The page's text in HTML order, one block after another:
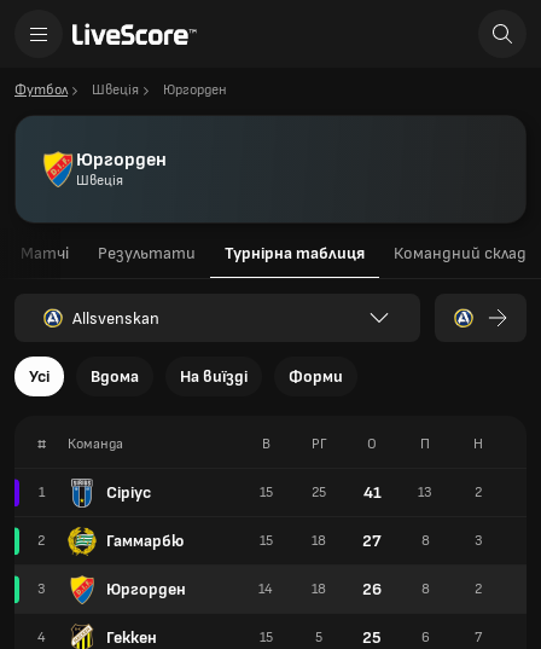
Футбол Швеція Юргорден
Юргорден
Швеція
Матчі Результати Турнірна таблиця Командний склад
Allsvenskan
Усі Вдома На виїзді Форми
# Команда
1 Сіріус
2 Гаммарбю
3 Юргорден
4 Геккен
В РГ О П Н
15 25 41 13 2
15 18 27 8 3
14 18 26 8 2
15 5 25 6 7